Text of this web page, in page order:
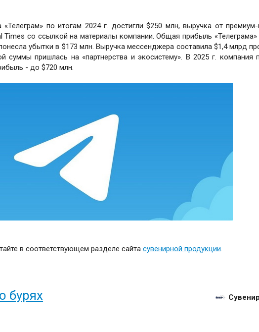
по итогам 2024 г. достигли $250 млн, выручка от премиум-
Times со ссылкой на материалы компании. Общая прибыль «Телеграма»
убытки в $173 млн. Выручка мессенджера составила $1,4 млрд
суммы пришлась на «партнерства и экосистему». В 2025 г. компания
- до $720 млн.
в соответствующем разделе сайтасувенирной продукции
бурях